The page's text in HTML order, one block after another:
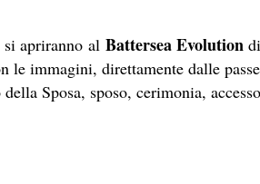
apriranno al Battersea Evolution
le immagini, direttamente dalle
Sposa, sposo, cerimonia,